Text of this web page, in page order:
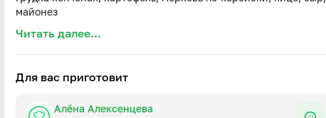
Читать далее...
Для вас приготовит
Алёна Алексенцева